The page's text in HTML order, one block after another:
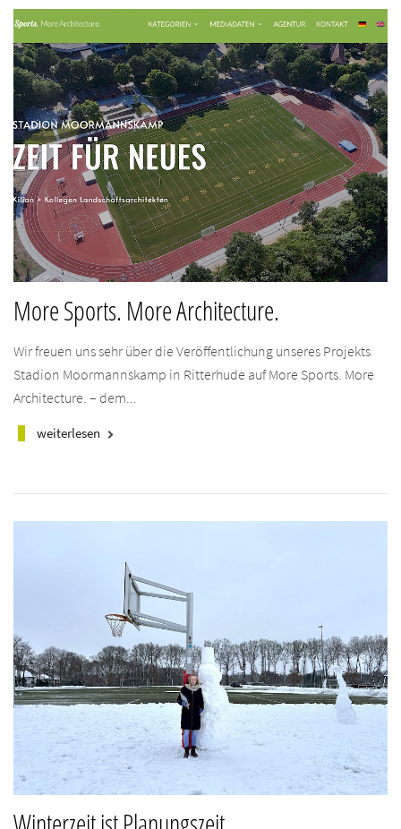
More Sports. More Architecture.
Wir freuen uns sehr über die Veröffentlichung unseres Projekts
Stadion Moormannskamp in Ritterhude auf More Sports. More
Architecture. – dem...
weiterlesen keyboard_arrow_right